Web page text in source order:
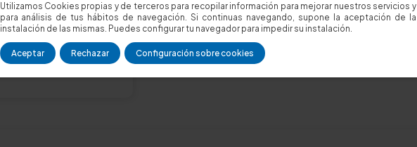
Utilizamos Cookies propias y de terceros para recopilar información para mejorar nuestros servicios y
para análisis de tus hábitos de navegación. Si continuas navegando, supone la aceptación de la
instalación de las mismas. Puedes configurar tu navegador para impedir su instalación.
Aceptar Rechazar Configuración sobre cookies